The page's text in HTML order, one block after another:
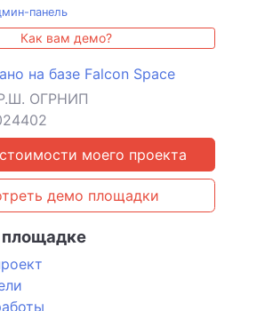
панель
Как вам демо?
на базе Falcon Space
ОГРНИП
моего проекта
демо площадки
площадке